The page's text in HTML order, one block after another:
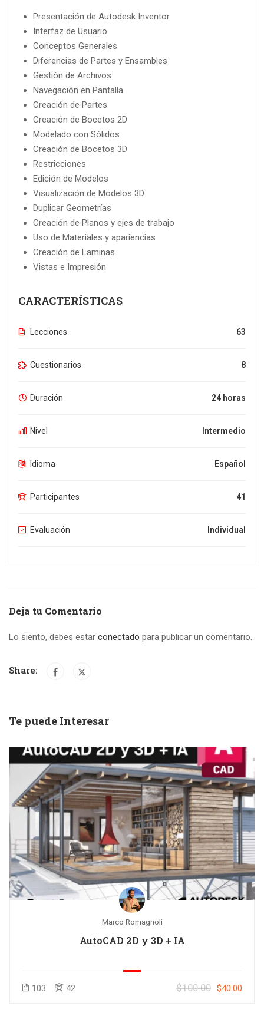
Presentación de Autodesk Inventor
Interfaz de Usuario
Conceptos Generales
Diferencias de Partes y Ensambles
Gestión de Archivos
Navegación en Pantalla
Creación de Partes
Creación de Bocetos 2D
Modelado con Sólidos
Creación de Bocetos 3D
Restricciones
Edición de Modelos
Visualización de Modelos 3D
Duplicar Geometrías
Creación de Planos y ejes de trabajo
Uso de Materiales y apariencias
Creación de Laminas
Vistas e Impresión
CARACTERÍSTICAS
Lecciones 63
Cuestionarios 8
Duración 24 horas
Nivel Intermedio
Idioma Español
Participantes 41
Evaluación Individual
Deja tu Comentario
Lo siento, debes estar conectado para publicar un comentario.
Share:
Te puede Interesar
Marco Romagnoli
AutoCAD 2D y 3D + IA
103 42 $100.00 $40.00